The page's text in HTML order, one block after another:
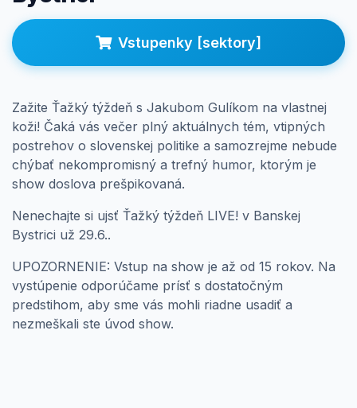
Vstupenky [sektory]
Zažite Ťažký týždeň s Jakubom Gulíkom na vlastnej
koži! Čaká vás večer plný aktuálnych tém, vtipných
postrehov o slovenskej politike a samozrejme nebude
chýbať nekompromisný a trefný humor, ktorým je
show doslova prešpikovaná.
Nenechajte si ujsť Ťažký týždeň LIVE! v Banskej
Bystrici už 29.6..
UPOZORNENIE: Vstup na show je až od 15 rokov. Na
vystúpenie odporúčame prísť s dostatočným
predstihom, aby sme vás mohli riadne usadiť a
nezmeškali ste úvod show.